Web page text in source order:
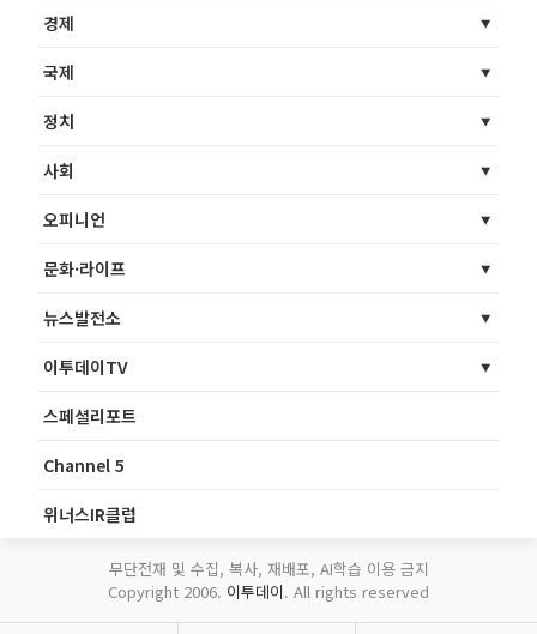
경제
국제
정치
사회
오피니언
문화·라이프
뉴스발전소
이투데이TV
스페셜리포트
Channel 5
위너스IR클럽
무단전재 및 수집, 복사, 재배포, AI학습 이용 금지
Copyright 2006. 이투데이. All rights reserved